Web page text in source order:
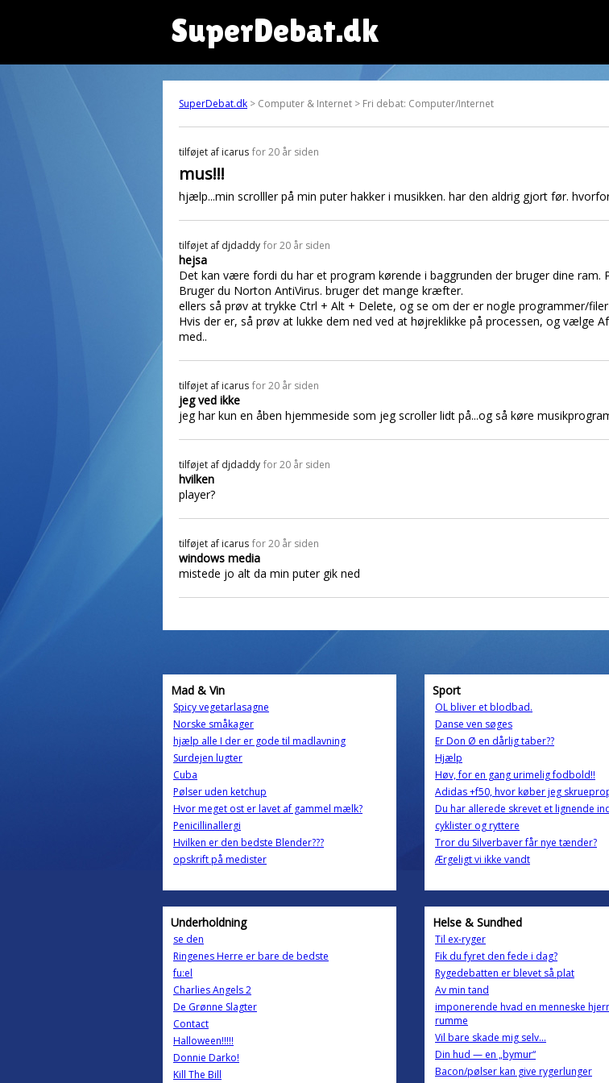
SuperDebat.dk
SuperDebat.dk > Computer & Internet > Fri debat: Computer/Internet
tilføjet af icarus for 20 år siden
mus!!!
hjælp...min scrolller på min puter hakker i musikken. har den aldrig gjort før.
tilføjet af djdaddy for 20 år siden
hejsa
Det kan være fordi du har et program kørende i baggrunden der bruger dine
Bruger du Norton AntiVirus. bruger det mange kræfter.
ellers så prøv at trykke Ctrl + Alt + Delete, og se om der er nogle programmer/
Hvis der er, så prøv at lukke dem ned ved at højreklikke på processen, og vælge
med..
tilføjet af icarus for 20 år siden
jeg ved ikke
jeg har kun en åben hjemmeside som jeg scroller lidt på...og så køre
tilføjet af djdaddy for 20 år siden
hvilken
player?
tilføjet af icarus for 20 år siden
windows media
mistede jo alt da min puter gik ned
Mad & Vin
Spicy vegetarlasagne
Norske småkager
hjælp alle I der er gode til madlavning
Surdejen lugter
Cuba
Pølser uden ketchup
Hvor meget ost er lavet af gammel mælk?
Penicillinallergi
Hvilken er den bedste Blender???
opskrift på medister
Sport
OL bliver et blodbad.
Danse ven søges
Er Don Ø en dårlig taber??
Hjælp
Høv, for en gang urimelig fodbold!!
Adidas +f50, hvor køber jeg
Du har allerede skrevet et lignende
cyklister og ryttere
Tror du Silverbaver får nye tænder?
Ærgeligt vi ikke vandt
Underholdning
se den
Ringenes Herre er bare de bedste
fu:el
Charlies Angels 2
De Grønne Slagter
Contact
Halloween!!!!!
Donnie Darko!
Kill The Bill
Helse & Sundhed
Til ex-ryger
Fik du fyret den fede i dag?
Rygedebatten er blevet så plat
Av min tand
imponerende hvad en menneske
rumme
Vil bare skade mig selv...
Din hud — en „bymur“
Bacon/pølser kan give rygerlunger